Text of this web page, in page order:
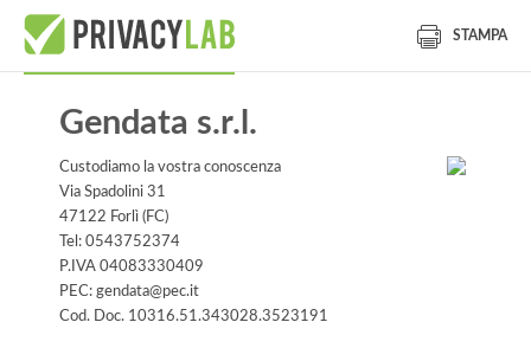
STAMPA
Gendata s.r.l.
Custodiamo la vostra conoscenza
Via Spadolini 31
47122 Forlì (FC)
Tel: 0543752374
P.IVA 04083330409
PEC: gendata@pec.it
Cod. Doc. 10316.51.343028.3523191